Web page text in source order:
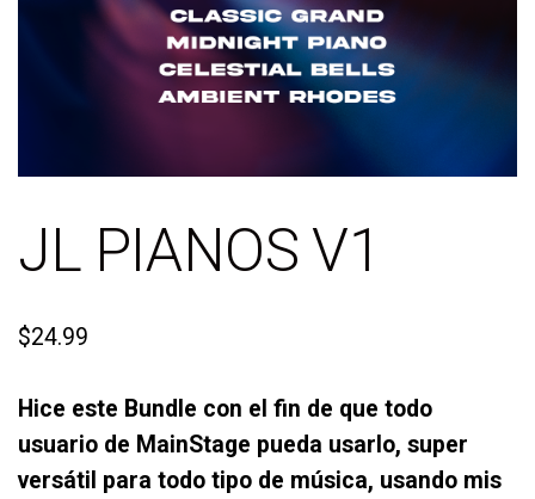
JL PIANOS V1
$24.99
Hice este Bundle con el fin de que todo
usuario de MainStage pueda usarlo, super
versátil para todo tipo de música, usando mis